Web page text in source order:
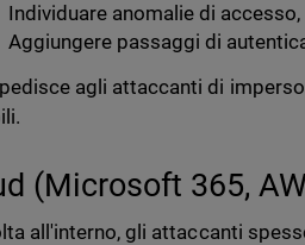
Individuare anomalie di
Aggiungere passaggi di
agli attaccanti di
(Microsoft 365,
all'interno, gli attaccanti